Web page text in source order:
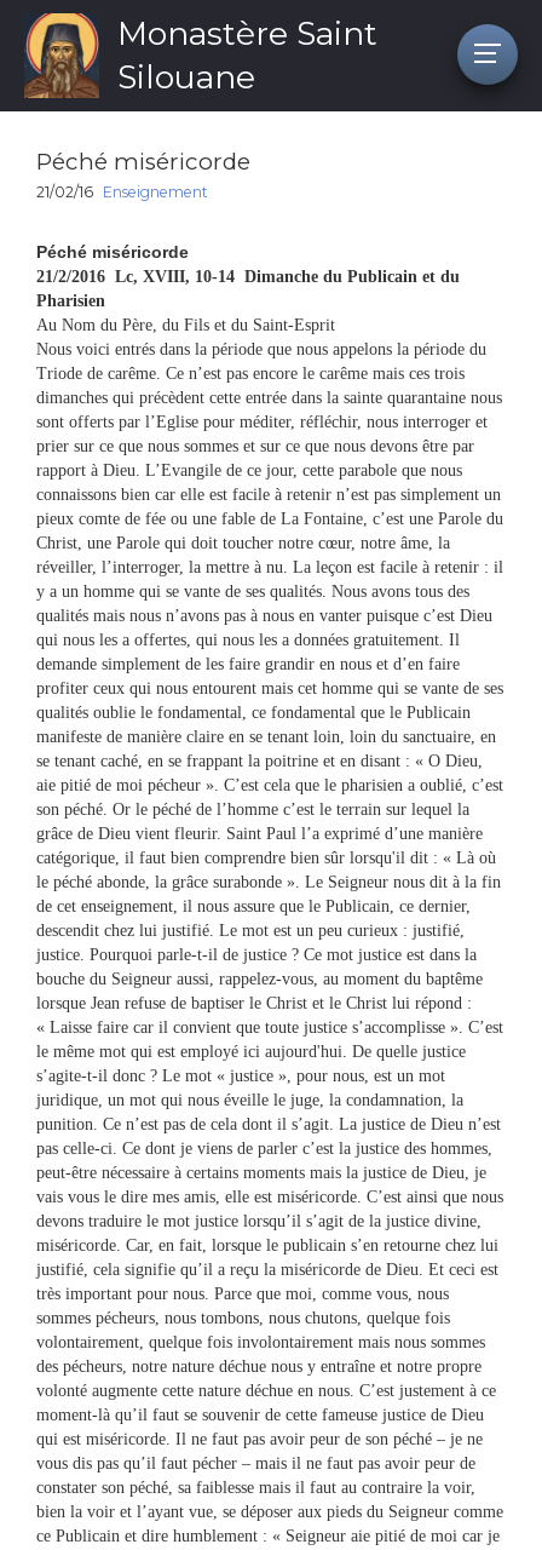
Monastère Saint
Silouane
Péché miséricorde
21/02/16 Enseignement
Péché miséricorde
21/2/2016 Lc, XVIII, 10-14 Dimanche du Publicain et du
Pharisien
Au Nom du Père, du Fils et du Saint-Esprit
Nous voici entrés dans la période que nous appelons la période du
Triode de carême. Ce n’est pas encore le carême mais ces trois
dimanches qui précèdent cette entrée dans la sainte quarantaine nous
sont offerts par l’Eglise pour méditer, réfléchir, nous interroger et
prier sur ce que nous sommes et sur ce que nous devons être par
rapport à Dieu. L’Evangile de ce jour, cette parabole que nous
connaissons bien car elle est facile à retenir n’est pas simplement un
pieux comte de fée ou une fable de La Fontaine, c’est une Parole du
Christ, une Parole qui doit toucher notre cœur, notre âme, la
réveiller, l’interroger, la mettre à nu. La leçon est facile à retenir : il
y a un homme qui se vante de ses qualités. Nous avons tous des
qualités mais nous n’avons pas à nous en vanter puisque c’est Dieu
qui nous les a offertes, qui nous les a données gratuitement. Il
demande simplement de les faire grandir en nous et d’en faire
profiter ceux qui nous entourent mais cet homme qui se vante de ses
qualités oublie le fondamental, ce fondamental que le Publicain
manifeste de manière claire en se tenant loin, loin du sanctuaire, en
se tenant caché, en se frappant la poitrine et en disant : « O Dieu,
aie pitié de moi pécheur ». C’est cela que le pharisien a oublié, c’est
son péché. Or le péché de l’homme c’est le terrain sur lequel la
grâce de Dieu vient fleurir. Saint Paul l’a exprimé d’une manière
catégorique, il faut bien comprendre bien sûr lorsqu'il dit : « Là où
le péché abonde, la grâce surabonde ». Le Seigneur nous dit à la fin
de cet enseignement, il nous assure que le Publicain, ce dernier,
descendit chez lui justifié. Le mot est un peu curieux : justifié,
justice. Pourquoi parle-t-il de justice ? Ce mot justice est dans la
bouche du Seigneur aussi, rappelez-vous, au moment du baptême
lorsque Jean refuse de baptiser le Christ et le Christ lui répond :
« Laisse faire car il convient que toute justice s’accomplisse ». C’est
le même mot qui est employé ici aujourd'hui. De quelle justice
s’agite-t-il donc ? Le mot « justice », pour nous, est un mot
juridique, un mot qui nous éveille le juge, la condamnation, la
punition. Ce n’est pas de cela dont il s’agit. La justice de Dieu n’est
pas celle-ci. Ce dont je viens de parler c’est la justice des hommes,
peut-être nécessaire à certains moments mais la justice de Dieu, je
vais vous le dire mes amis, elle est miséricorde. C’est ainsi que nous
devons traduire le mot justice lorsqu’il s’agit de la justice divine,
miséricorde. Car, en fait, lorsque le publicain s’en retourne chez lui
justifié, cela signifie qu’il a reçu la miséricorde de Dieu. Et ceci est
très important pour nous. Parce que moi, comme vous, nous
sommes pécheurs, nous tombons, nous chutons, quelque fois
volontairement, quelque fois involontairement mais nous sommes
des pécheurs, notre nature déchue nous y entraîne et notre propre
volonté augmente cette nature déchue en nous. C’est justement à ce
moment-là qu’il faut se souvenir de cette fameuse justice de Dieu
qui est miséricorde. Il ne faut pas avoir peur de son péché – je ne
vous dis pas qu’il faut pécher – mais il ne faut pas avoir peur de
constater son péché, sa faiblesse mais il faut au contraire la voir,
bien la voir et l’ayant vue, se déposer aux pieds du Seigneur comme
ce Publicain et dire humblement : « Seigneur aie pitié de moi car je